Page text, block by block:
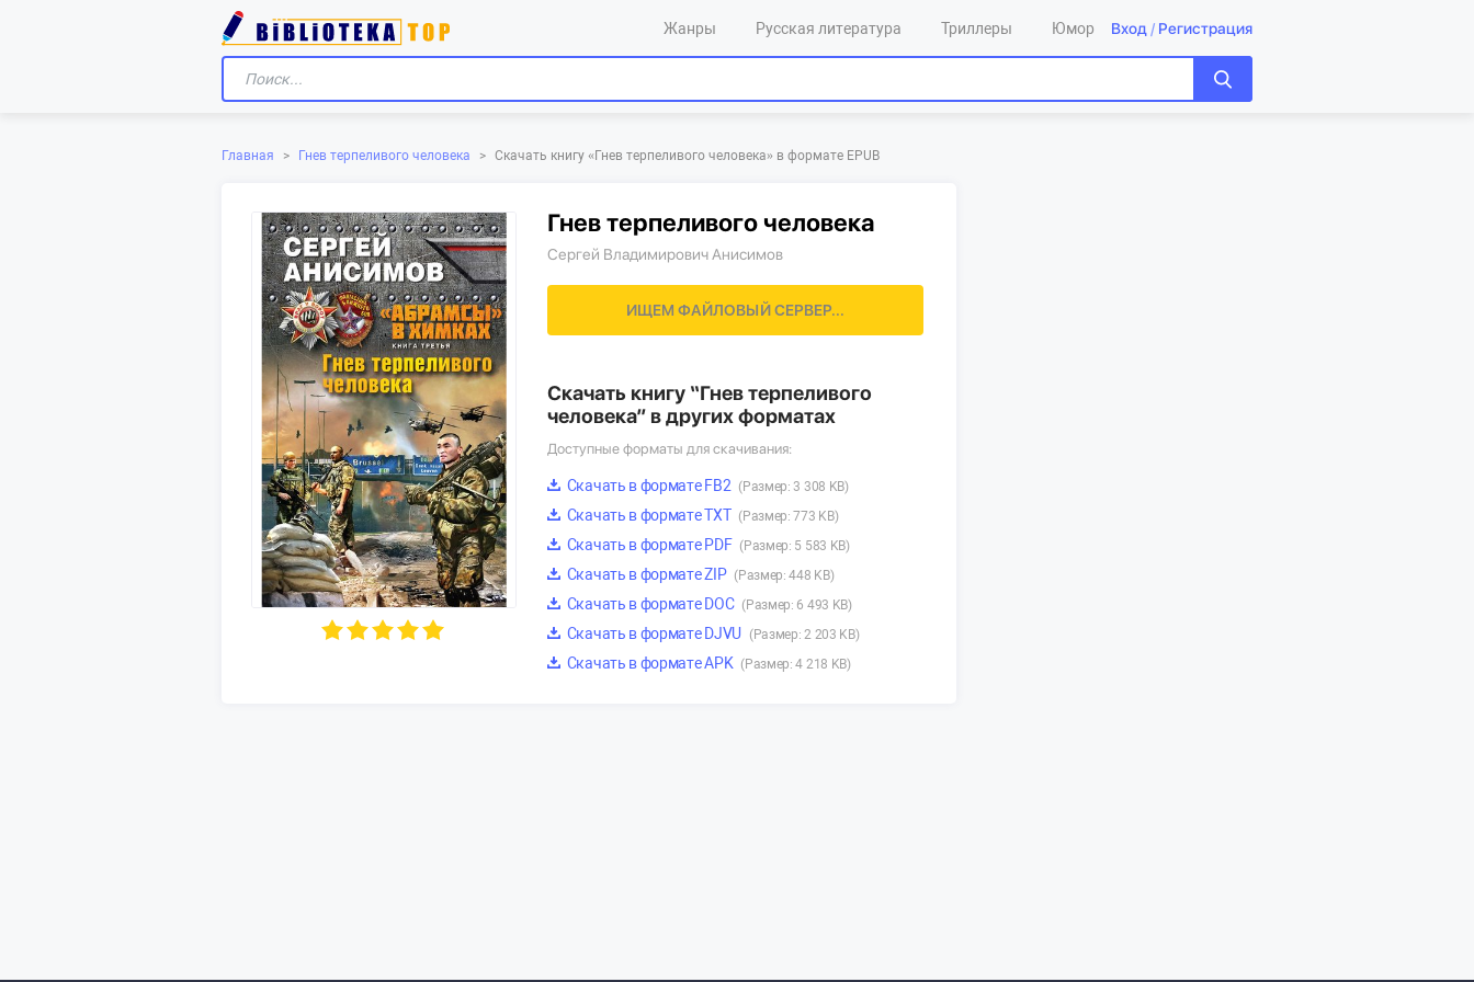
Жанры Русская литература Триллеры Юмор Вход / Регистрация
Главная > Гнев терпеливого человека > Скачать книгу «‎Гнев терпеливого человека»‎ в формате EPUB
Гнев терпеливого человека
Сергей Владимирович Анисимов
ИЩЕМ ФАЙЛОВЫЙ СЕРВЕР...
Скачать книгу “Гнев терпеливого
человека” в других форматах
Доступные форматы для скачивания:
Скачать в формате FB2 (Размер: 3 308 KB)
Скачать в формате TXT (Размер: 773 KB)
Скачать в формате PDF (Размер: 5 583 KB)
Скачать в формате ZIP (Размер: 448 KB)
Скачать в формате DOC (Размер: 6 493 KB)
Скачать в формате DJVU (Размер: 2 203 KB)
Скачать в формате APK (Размер: 4 218 KB)